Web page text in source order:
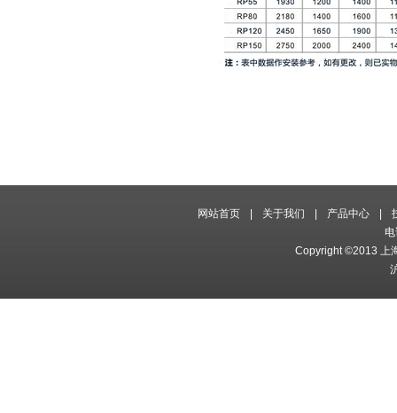
网站首页 关于我们 产品中心
Copyright ©2013 上